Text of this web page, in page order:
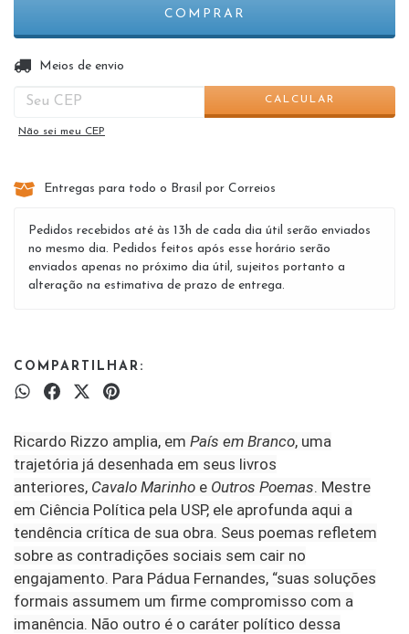
Entregas para o CEP:
Meios de envio
CALCULAR
Não sei meu CEP
Entregas para todo o Brasil por Correios
Pedidos recebidos até às 13h de cada dia útil serão enviados
no mesmo dia. Pedidos feitos após esse horário serão
enviados apenas no próximo dia útil, sujeitos portanto a
alteração na estimativa de prazo de entrega.
COMPARTILHAR:
Ricardo Rizzo amplia, em País em Branco, uma
trajetória já desenhada em seus livros
anteriores, Cavalo Marinho e Outros Poemas. Mestre
em Ciência Política pela USP, ele aprofunda aqui a
tendência crítica de sua obra. Seus poemas refletem
sobre as contradições sociais sem cair no
engajamento. Para Pádua Fernandes, “suas soluções
formais assumem um firme compromisso com a
imanência. Não outro é o caráter político dessa